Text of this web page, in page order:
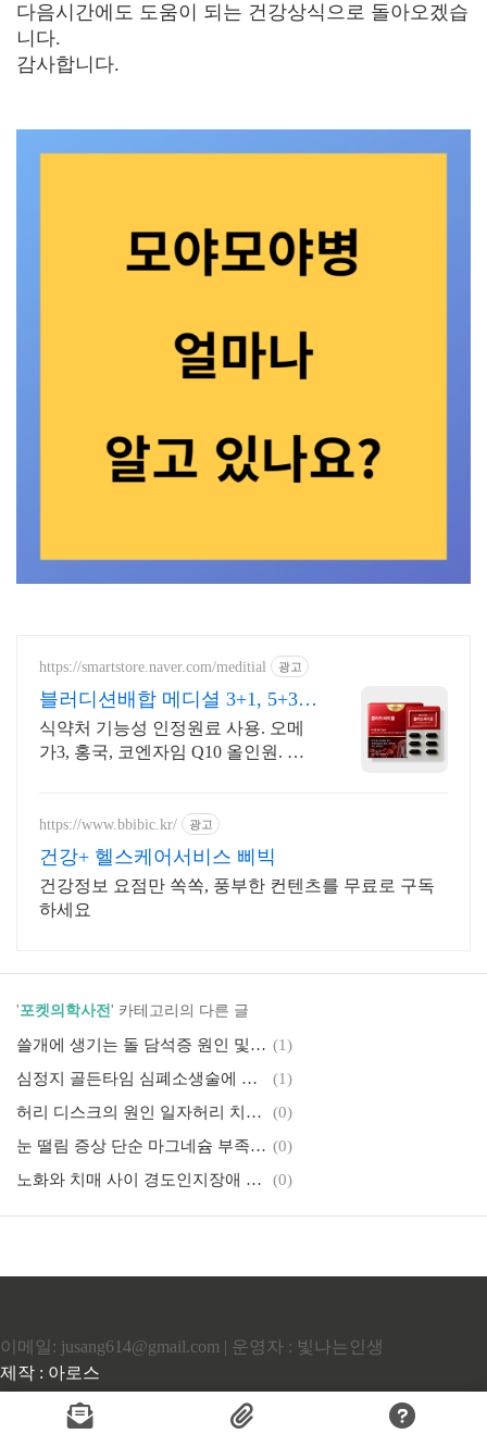
다음시간에도 도움이 되는 건강상식으로 돌아오겠습
니다.
감사합니다.
https://smartstore.naver.com/meditial 광고
블러디션배합 메디셜 3+1, 5+3
증정이벤트
식약처 기능성 인정원료 사용. 오메
가3, 홍국, 코엔자임 Q10 올인원. 무
https://www.bbibic.kr/ 광고
건강+ 헬스케어서비스 삐빅
건강정보 요점만 쏙쏙, 풍부한 컨텐츠를 무료로 구독
하세요
'포켓의학사전' 카테고리의 다른 글
쓸개에 생기는 돌 담석증 원인 및 치료방법 (1)
심정지 골든타임 심폐소생술에 대해서
(1)
허리 디스크의 원인 일자허리 치료 방법
(0)
눈 떨림 증상 단순 마그네슘 부족일까? (0)
노화와 치매 사이 경도인지장애 원인 및 치료방법
(0)
이메일: jusang614@gmail.com | 운영자 : 빛나는인생
제작 : 아로스
Copyrights © 2022 All Rights Reserved by (주)아백.